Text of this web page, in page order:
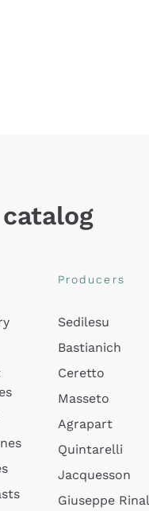
Producers
Sedilesu
Bastianich
Ceretto
Masseto
Agrapart
Quintarelli
Jacquesson
Giuseppe